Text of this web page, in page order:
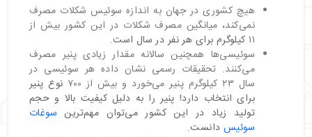
هیچ کشوری در جهان به اندازه سوئیس شکلات مصرف
نمی‌کند، میانگین مصرف شکلات در این کشور بیش از
۱۱کیلوگرم برای هر نفر در سال است.
سوئیسی‌ها همچنین سالانه مقدار زیادی پنیر مصرف
می‌کنند. تحقیقات رسمی نشان داده هر سوئیسی در
سال ۲۳ کیلوگرم پنیر می‌خورد و بیش از ۷۰۰
نوع پنیر
برای انتخاب دارد! پنیر را به دلیل کیفیت بالا و حجم
تولید زیاد در این کشور می‌توان مهم‌ترین سوغات
سوئیس دانست.